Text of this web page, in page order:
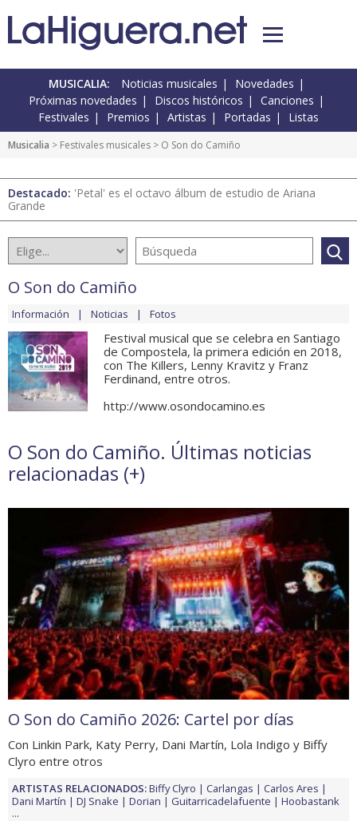
MUSICALIA: Noticias musicales
Novedades
Próximas novedades
Discos históricos
Canciones
Festivales
Premios Artistas Portadas Listas
Musicalia > Festivales musicales > O Son do Camiño
Destacado: 'Petal' es el octavo álbum de estudio de Ariana
Grande
O Son do Camiño
Información Noticias Fotos
Festival musical que se celebra en Santiago
de Compostela, la primera edición en 2018,
con The Killers, Lenny Kravitz y Franz
Ferdinand, entre otros.
http://www.osondocamino.es
O Son do Camiño. Últimas noticias
relacionadas (+)
O Son do Camiño 2026: Cartel por días
Con Linkin Park, Katy Perry, Dani Martín, Lola Indigo y Biffy
Clyro entre otros
ARTISTAS RELACIONADOS:Biffy Clyro Carlangas
Carlos Ares
Dani Martín
DJ Snake Dorian Guitarricadelafuente
Hoobastank
...